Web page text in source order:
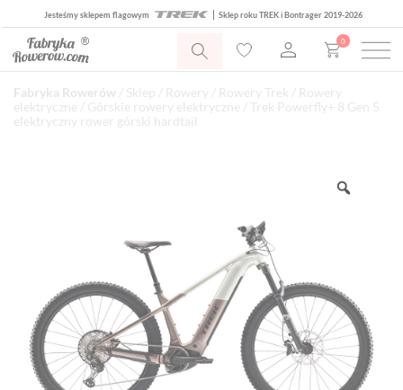
Jesteśmy sklepem flagowym Sklep roku TREK i Bontrager 2019-2026
0
Fabryka Rowerów Sklep Rowery Rowery Trek
Rowery
elektryczne
Górskie rowery elektryczne / Trek Powerfly+ 8 Gen 5
elektryczny rower górski hardtail